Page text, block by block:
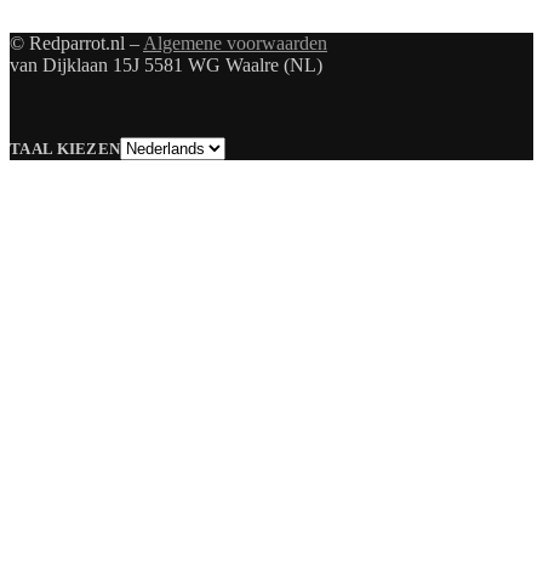
© Redparrot.nl – Algemene voorwaarden
van Dijklaan 15J 5581 WG Waalre (NL)
TAAL KIEZENTaal